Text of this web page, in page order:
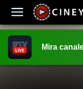
Mira